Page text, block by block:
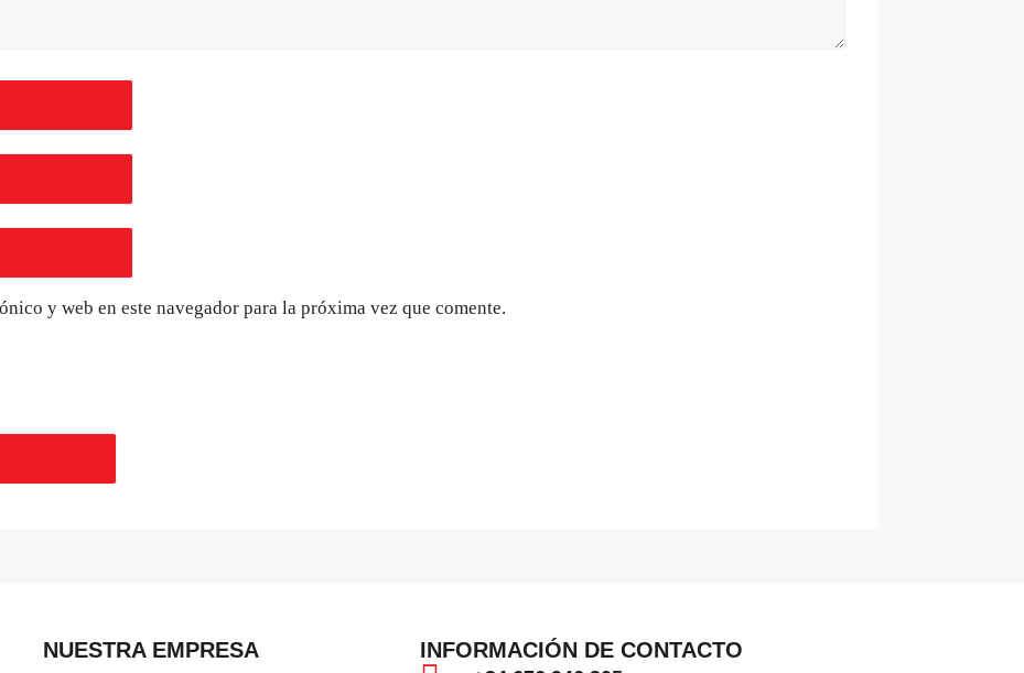
y web en este navegador para la próxima vez que comente.
NUESTRA EMPRESA INFORMACIÓN DE CONTACTO